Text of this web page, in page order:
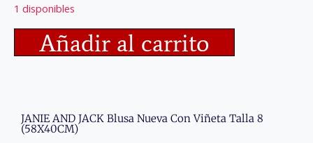
1 disponibles
Añadir al carrito
JANIE AND JACK Blusa Nueva Con Viñeta Talla 8
(58X40CM)